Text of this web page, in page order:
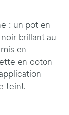
: un pot en
brillant au
en
en coton
teint.